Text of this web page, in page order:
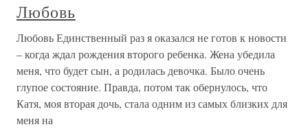
Любовь
Любовь Единственный раз я оказался не готов к новости
– когда ждал рождения второго ребенка. Жена убедила
меня, что будет сын, а родилась девочка. Было очень
глупое состояние. Правда, потом так обернулось, что
Катя, моя вторая дочь, стала одним из самых близких для
меня на